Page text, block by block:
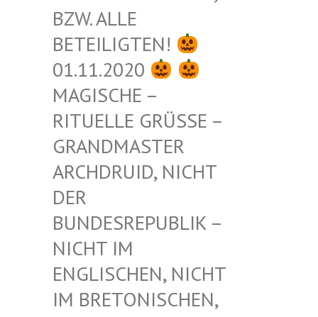
ZW. ALLE B
ETEILIGTEN!
01.11.2020
MAGISCHE –
RITUELLE GRÜSSE – G
RANDMASTER A
RCHDRUID, NICHT D
ER B
UNDESREPUBLIK – N
ICHT IM E
NGLISCHEN, NICHT I
M BRETONISCHEN, N